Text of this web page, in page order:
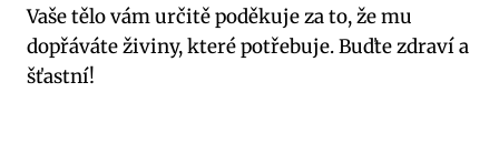
Vaše tělo vám určitě poděkuje za to, že mu
dopřáváte živiny, které potřebuje. Buďte zdraví a
šťastní!